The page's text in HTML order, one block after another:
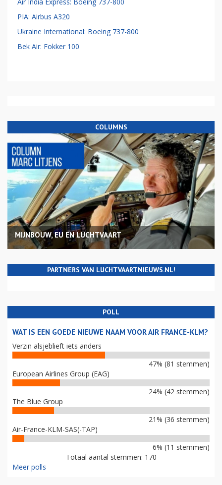
PIA: Airbus A320
Ukraine International: Boeing 737-800
Bek Air: Fokker 100
COLUMNS
MIJNBOUW, EU EN LUCHTVAART
PARTNERS VAN LUCHTVAARTNIEUWS.NL!
POLL
WAT IS EEN GOEDE NIEUWE NAAM VOOR AIR FRANCE-KLM?
Verzin alsjeblieft iets anders
47% (81 stemmen)
European Airlines Group (EAG)
24% (42 stemmen)
The Blue Group
21% (36 stemmen)
Air-France-KLM-SAS(-TAP)
6% (11 stemmen)
Totaal aantal stemmen: 170
Meer polls